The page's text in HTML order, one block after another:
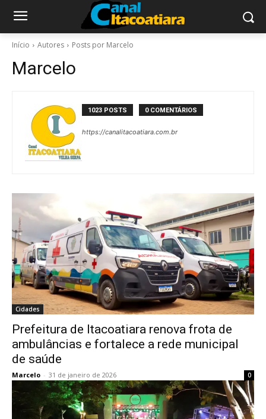
Início Autores Posts por Marcelo
Marcelo
1023 POSTS 0 COMENTÁRIOS
https://canalitacoatiara.com.br
Cidades
Prefeitura de Itacoatiara renova frota de
ambulâncias e fortalece a rede municipal
de saúde
Marcelo - 31 de janeiro de 2026 0